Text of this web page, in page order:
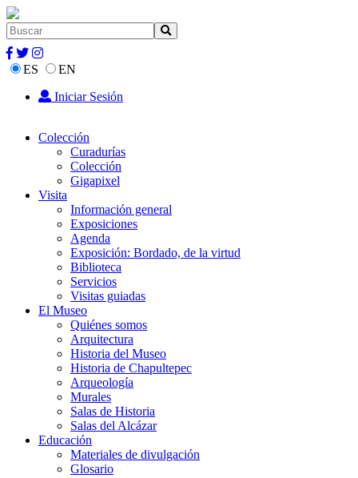
ES
EN
Iniciar Sesión
Colección
Curadurías
Colección
Gigapixel
Visita
Información general
Exposiciones
Agenda
Exposición: Bordado, de la virtud
Biblioteca
Servicios
Visitas guiadas
El Museo
Quiénes somos
Arquitectura
Historia del Museo
Historia de Chapultepec
Arqueología
Murales
Salas de Historia
Salas del Alcázar
Educación
Materiales de divulgación
Glosario